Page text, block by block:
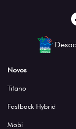
Novos
Titano
Fastback Hybrid
Mobi